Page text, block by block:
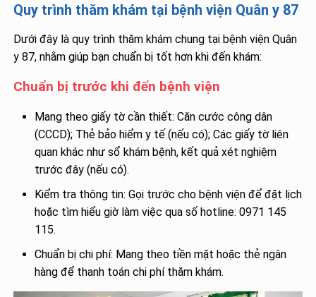
Quy trình thăm khám tại bệnh viện Quân y 87
Dưới đây là quy trình thăm khám chung tại bệnh viện Quân
y 87, nhằm giúp bạn chuẩn bị tốt hơn khi đến khám:
Chuẩn bị trước khi đến bệnh viện
Mang theo giấy tờ cần thiết: Căn cước công dân
(CCCD); Thẻ bảo hiểm y tế (nếu có); Các giấy tờ liên
quan khác như sổ khám bệnh, kết quả xét nghiệm
trước đây (nếu có).
Kiểm tra thông tin: Gọi trước cho bệnh viện để đặt lịch
hoặc tìm hiểu giờ làm việc qua số hotline: 0971 145
115.
Chuẩn bị chi phí: Mang theo tiền mặt hoặc thẻ ngân
hàng để thanh toán chi phí thăm khám.